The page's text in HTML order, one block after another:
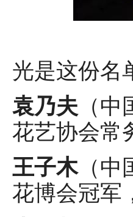
光是这份名
袁乃夫 （
花艺协会常
王子木（中
花博会冠军